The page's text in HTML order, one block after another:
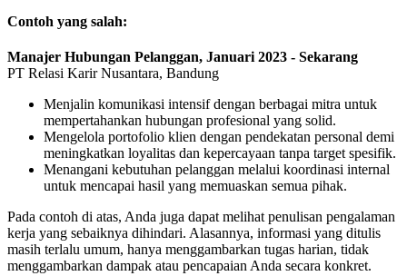
Contoh yang salah:
Manajer Hubungan Pelanggan, Januari 2023 - Sekarang
PT Relasi Karir Nusantara, Bandung
Menjalin komunikasi intensif dengan berbagai mitra untuk
mempertahankan hubungan profesional yang solid.
Mengelola portofolio klien dengan pendekatan personal demi
meningkatkan loyalitas dan kepercayaan tanpa target spesifik.
Menangani kebutuhan pelanggan melalui koordinasi internal
untuk mencapai hasil yang memuaskan semua pihak.
Pada contoh di atas, Anda juga dapat melihat penulisan pengalaman
kerja yang sebaiknya dihindari. Alasannya, informasi yang ditulis
masih terlalu umum, hanya menggambarkan tugas harian, tidak
menggambarkan dampak atau pencapaian Anda secara konkret.